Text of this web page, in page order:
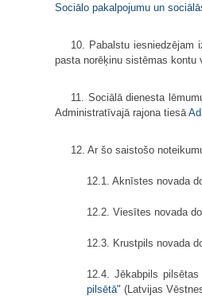
Sociālo pakalpojumu un
10. Pabalstu iesniedzējam
pasta norēķinu sistēmas kontu
11. Sociālā dienesta
Administratīvajā rajona tiesā
12. Ar šo saistošo
12.1. Aknīstes novada
12.2. Viesītes novada
12.3. Krustpils novada
12.4. Jēkabpils
pilsētā" (Latvijas